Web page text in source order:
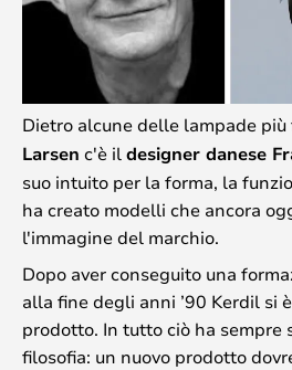
Dietro alcune delle lampade più
Larsen c'è il designer danese
suo intuito per la forma, la
ha creato modelli che ancora
l'immagine del marchio.
Dopo aver conseguito una
alla fine degli anni ’90 Kerdil si
prodotto. In tutto ciò ha sempre
filosofia: un nuovo prodotto